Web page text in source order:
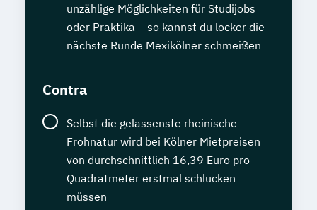
unzählige Möglichkeiten für Studijobs
oder Praktika – so kannst du locker die
nächste Runde Mexikölner schmeißen
Contra
Selbst die gelassenste rheinische
Frohnatur wird bei Kölner Mietpreisen
von durchschnittlich 16,39 Euro pro
Quadratmeter erstmal schlucken
müssen